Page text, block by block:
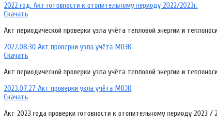
2022 год. Акт готовности к отопительному периоду 2022/2023г.
Скачать
Акт периодической проверки узла учёта тепловой энергии и
2022.08.30 Акт проверки узла учёта МОЭК
Скачать
Акт периодической проверки узла учёта тепловой энергии и
2023.07.27 Акт проверки узла учёта МОЭК
Скачать
Акт 2023 года проверки готовности к отопительному периоду 2023 /